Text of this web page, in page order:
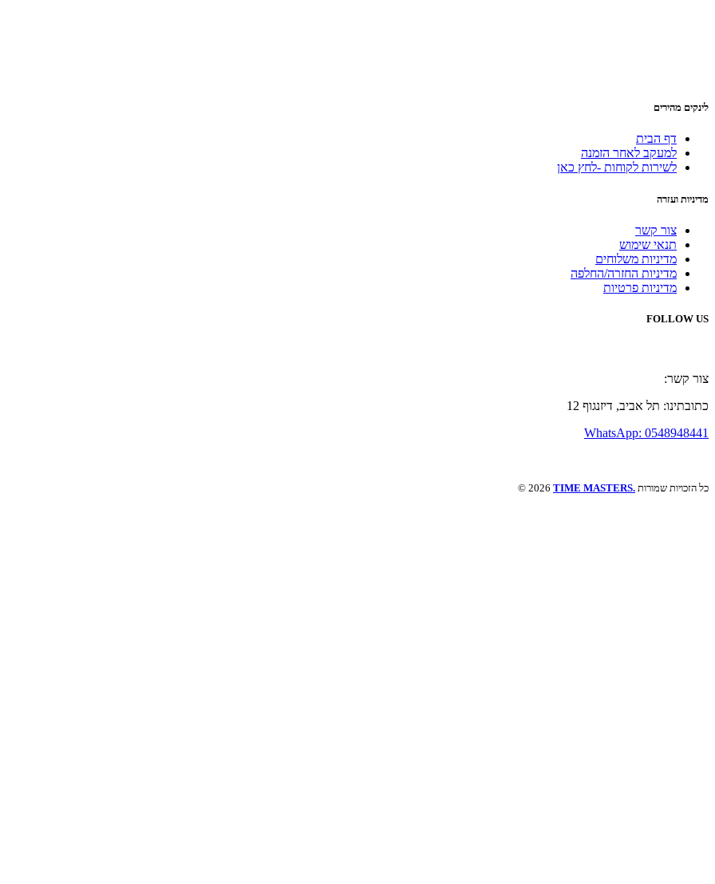
לינקים מהירים
דף הבית
למעקב לאחר הזמנה
לשירות לקוחות -לחץ כאן
מדיניות ועזרה
צור קשר
תנאי שימוש
מדיניות משלוחים
מדיניות החזרה/החלפה
מדיניות פרטיות
FOLLOW US
צור קשר:
כתובתינו: תל אביב, דיזנגוף 12
0548948441 :WhatsApp
© 2026 TIME MASTERS. כל הזכויות שמורות